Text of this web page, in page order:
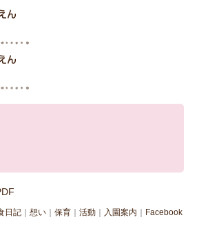
日記 ｜想い ｜保育 ｜活動 ｜ 入園案内 ｜ Facebook